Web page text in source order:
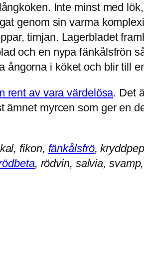
Inte minst med
genom sin varma
timjan. Lagerbladet
och en nypa fänkålsfrön
ångorna i köket och blir till
rent av vara värdelösa. Det
ämnet myrcen som ger en
fikon, fänkålsfrö,
, rödvin, salvia,